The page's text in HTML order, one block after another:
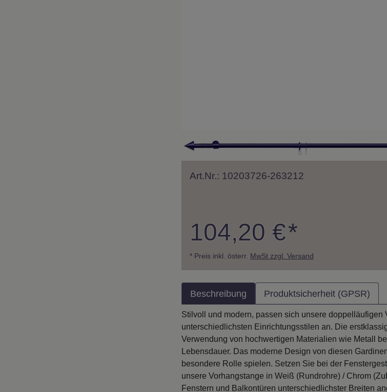
Art.Nr.: 10203726-263212
104,20 €*
* Preis inkl. österr. MwSt zzgl. Versand
Beschreibung Produktsicherheit (GPSR)
Stilvoll und modern, passen sich unsere
unterschiedlichsten Einrichtungsstilen an. Die
Verwendung von hochwertigen Materialien wie Metall
Lebensdauer. Das moderne Design von diesen
besondere Rolle spielen. Setzen Sie bei der
unsere Vorhangstange in Weiß (Rundrohre) / Chrom
Fenstern und Balkontüren unterschiedlichster Breiten